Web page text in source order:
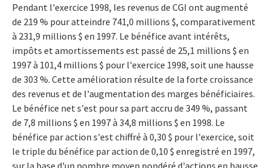
Pendant l'exercice 1998, les revenus de CGI ont augmenté
de 219 % pour atteindre 741,0 millions $, comparativement
à 231,9 millions $ en 1997. Le bénéfice avant intérêts,
impôts et amortissements est passé de 25,1 millions $ en
1997 à 101,4 millions $ pour l'exercice 1998, soit une hausse
de 303 %. Cette amélioration résulte de la forte croissance
des revenus et de l'augmentation des marges bénéficiaires.
Le bénéfice net s'est pour sa part accru de 349 %, passant
de 7,8 millions $ en 1997 à 34,8 millions $ en 1998. Le
bénéfice par action s'est chiffré à 0,30 $ pour l'exercice, soit
le triple du bénéfice par action de 0,10 $ enregistré en 1997,
sur la base d'un nombre moyen pondéré d'actions en hausse